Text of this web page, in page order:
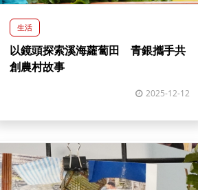
生活
以鏡頭探索溪海蘿蔔田 青銀攜手共
創農村故事
2025-12-12